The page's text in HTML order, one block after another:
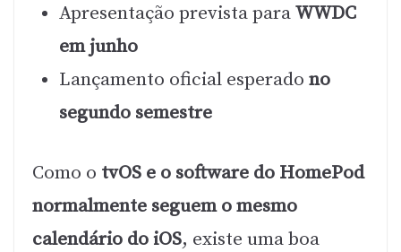
Apresentação prevista paraWWDC
em junho
Lançamento oficial esperado no
segundo semestre
Como o tvOS e o software do HomePod
normalmente seguem o mesmo
calendário do iOS, existe uma boa